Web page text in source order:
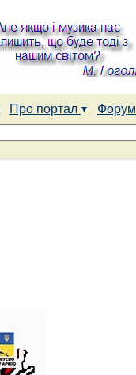
Про портал
Форум